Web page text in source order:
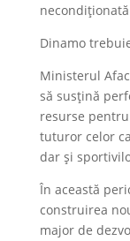
Dinamo
Ministerul
să susțină
resurse
tuturor celor
dar și
În această
construirea
major de